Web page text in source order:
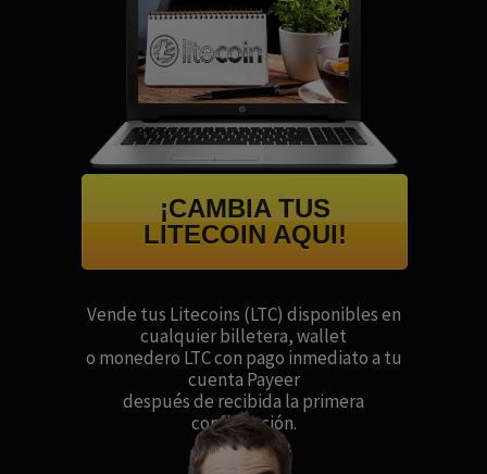
¡CAMBIA TUS
LITECOIN AQUI!
Vende tus Litecoins (LTC) disponibles en
cualquier billetera, wallet
o monedero LTC con pago inmediato a tu
cuenta Payeer
después de recibida la primera
confirmación.